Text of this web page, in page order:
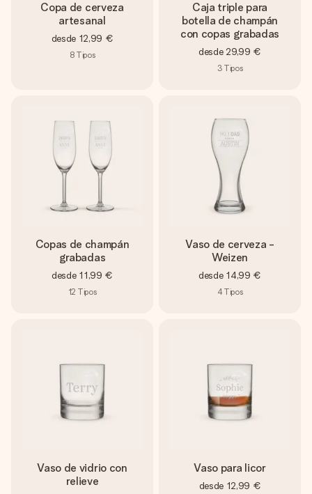
Copa de cerveza
artesanal
desde 12,99 €
8 Tipos
Caja triple para
botella de champán
con copas grabadas
desde 29,99 €
3 Tipos
Copas de champán
grabadas
desde 11,99 €
12 Tipos
Vaso de cerveza -
Weizen
desde 14,99 €
4Tipos
Vaso de vidrio con
relieve
Vaso para licor
desde 12,99 €